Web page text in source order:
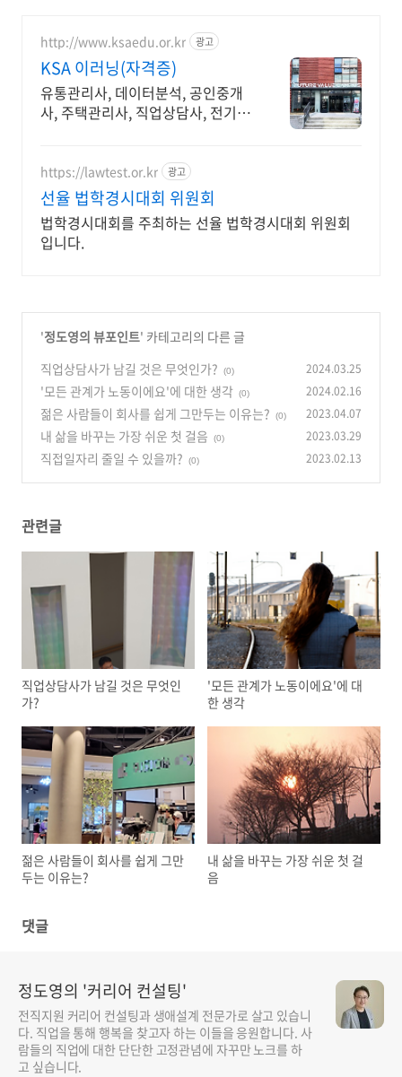
http://www.ksaedu.or.kr 광고
KSA 이러닝(자격증)
유통관리사, 데이터분석, 공인중개
사, 주택관리사, 직업상담사, 전기기
https://lawtest.or.kr 광고
선율 법학경시대회 위원회
법학경시대회를 주최하는 선율 법학경시대회 위원회
입니다.
'정도영의 뷰포인트' 카테고리의 다른 글
직업상담사가 남길 것은 무엇인가?
(0) 2024.03.25
'모든 관계가 노동이에요'에 대한 생각 (0) 2024.02.16
젊은 사람들이 회사를 쉽게 그만두는 이유는? (0) 2023.04.07
내 삶을 바꾸는 가장 쉬운 첫 걸음 (0) 2023.03.29
직접일자리 줄일 수 있을까? (0) 2023.02.13
관련글
직업상담사가 남길 것은 무엇인
가?
'모든 관계가 노동이에요'에 대
한 생각
젊은 사람들이 회사를 쉽게 그만
두는 이유는?
내 삶을 바꾸는 가장 쉬운 첫 걸
음
댓글
정도영의 '커리어 컨설팅'
전직지원 커리어 컨설팅과 생애설계 전문가로 살고 있습니
다. 직업을 통해 행복을 찾고자 하는 이들을 응원합니다. 사
람들의 직업에 대한 단단한 고정관념에 자꾸만 노크를 하
고 싶습니다.